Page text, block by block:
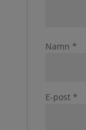
Namn *
E-post *